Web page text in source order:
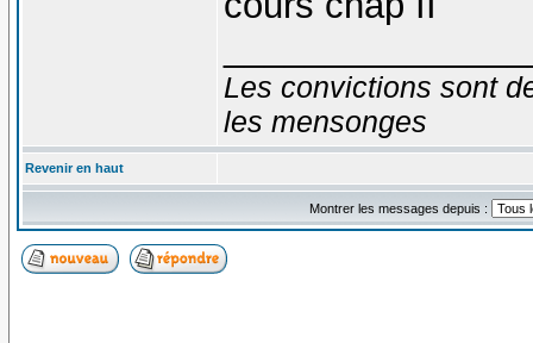
Les convictions sont
les mensonges
Revenir en haut
Montrer les messages depuis :